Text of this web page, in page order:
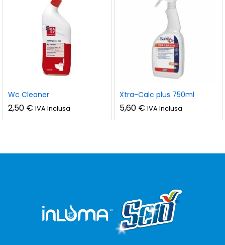
Wc Cleaner
2,50 € IVA Inclusa
Xtra-Calc plus 750ml
5,60 € IVA Inclusa